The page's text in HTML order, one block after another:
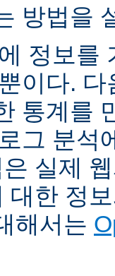
방법을
정보를
이다.
통계를
그 분석
실제
대한 정
해서는